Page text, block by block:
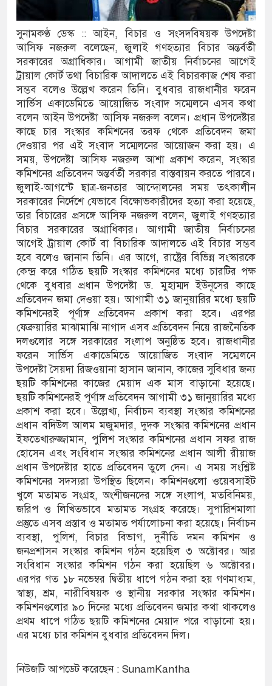
ইলেক্ট্রনিক বুথ ও সেল্ফ সার্ভিস সেন্টারের উদ্বোধন
জেলা প্রশাসন
সংশোধন ও স্বত্ব ফেরতের দাবি
জীবনের ঝুঁকি, নিরাপদ নৌযান এখনো অধরা
শূন্য, ৪৫১টি প্রাথমিক বিদ্যালয়ে নেই প্রধান
নিহত ২, নিখোঁজ ২, ভবানীপুরে শোকের
অভিযোগে সংবাদ সম্মেলন, নিরাপত্তা ও সুষ্ঠু
বিঘা কৃষিজমি, বোরো আবাদ নিয়ে শঙ্কা
ও নাসীরুদ্দীনসহ ১০ জনের বিরুদ্ধে মামলা
থেকে দেশ পরিচালনার অধিকার হারিয়েছে :
ধর্মের নামে বিভেদ সৃষ্টি করছে : মির্জা
সুনামকণ্ঠ ডেস্ক :: আইন, বিচার ও সংসদবিষয়ক উপদেষ্টা
আসিফ নজরুল বলেছেন, জুলাই গণহত্যার বিচার অন্তর্বর্তী
সরকারের অগ্রাধিকার। আগামী জাতীয় নির্বাচনের আগেই
ট্রায়াল কোর্ট তথা বিচারিক আদালতে এই বিচারকাজ শেষ করা
সম্ভব বলেও উল্লেখ করেন তিনি। বুধবার রাজধানীর ফরেন
সার্ভিস একাডেমিতে আয়োজিত সংবাদ সম্মেলনে এসব কথা
বলেন আইন উপদেষ্টা আসিফ নজরুল বলেন। প্রধান উপদেষ্টার
কাছে চার সংস্কার কমিশনের তরফ থেকে প্রতিবেদন জমা
দেওয়ার পর এই সংবাদ সম্মেলনের আয়োজন করা হয়। এ
সময়, উপদেষ্টা আসিফ নজরুল আশা প্রকাশ করেন, সংস্কার
কমিশনের প্রতিবেদন অন্তর্বর্তী সরকার বাস্তবায়ন করতে পারবে।
জুলাই-আগস্টে ছাত্র-জনতার আন্দোলনের সময় তৎকালীন
সরকারের নির্দেশে যেভাবে বিক্ষোভকারীদের হত্যা করা হয়েছে,
তার বিচারের প্রসঙ্গে আসিফ নজরুল বলেন, জুলাই গণহত্যার
বিচার সরকারের অগ্রাধিকার। আগামী জাতীয় নির্বাচনের
আগেই ট্রায়াল কোর্ট বা বিচারিক আদালতে এই বিচার সম্ভব
হবে বলেও জানান তিনি। এর আগে, রাষ্ট্রের বিভিন্ন সংস্কারকে
কেন্দ্র করে গঠিত ছয়টি সংস্কার কমিশনের মধ্যে চারটির পক্ষ
থেকে বুধবার প্রধান উপদেষ্টা ড. মুহাম্মদ ইউনূসের কাছে
প্রতিবেদন জমা দেওয়া হয়। আগামী ৩১ জানুয়ারির মধ্যে ছয়টি
কমিশনেরই পূর্ণাঙ্গ প্রতিবেদন প্রকাশ করা হবে। এরপর
ফেব্রুয়ারির মাঝামাঝি নাগাদ এসব প্রতিবেদন নিয়ে রাজনৈতিক
দলগুলোর সঙ্গে সরকারের সংলাপ অনুষ্ঠিত হবে। রাজধানীর
ফরেন সার্ভিস একাডেমিতে আয়োজিত সংবাদ সম্মেলনে
উপদেষ্টা সৈয়দা রিজওয়ানা হাসান জানান, কাজের সুবিধার জন্য
ছয়টি কমিশনের কাজের মেয়াদ এক মাস বাড়ানো হয়েছে।
ছয়টি কমিশনেরই পূর্ণাঙ্গ প্রতিবেদন আগামী ৩১ জানুয়ারির মধ্যে
প্রকাশ করা হবে। উল্লেখ্য, নির্বাচন ব্যবস্থা সংস্কার কমিশনের
প্রধান বদিউল আলম মজুমদার, দুদক সংস্কার কমিশনের প্রধান
ইফতেখারুজ্জামান, পুলিশ সংস্কার কমিশনের প্রধান সফর রাজ
হোসেন এবং সংবিধান সংস্কার কমিশনের প্রধান আলী রীয়াজ
প্রধান উপদেষ্টার হাতে প্রতিবেদন তুলে দেন। এ সময় সংশ্লিষ্ট
কমিশনের সদস্যরা উপস্থিত ছিলেন। কমিশনগুলো ওয়েবসাইট
খুলে মতামত সংগ্রহ, অংশীজনদের সঙ্গে সংলাপ, মতবিনিময়,
জরিপ ও লিখিতভাবে মতামত সংগ্রহ করেছে। সুপারিশমালা
প্রস্তুতে এসব প্রস্তাব ও মতামত পর্যালোচনা করা হয়েছে। নির্বাচন
ব্যবস্থা, পুলিশ, বিচার বিভাগ, দুর্নীতি দমন কমিশন ও
জনপ্রশাসন সংস্কার কমিশন গঠন হয়েছিল ৩ অক্টোবর। আর
সংবিধান সংস্কার কমিশন গঠন করা হয়েছিল ৬ অক্টোবর।
এরপর গত ১৮ নভেম্বর দ্বিতীয় ধাপে গঠন করা হয় গণমাধ্যম,
স্বাস্থ্য, শ্রম, নারীবিষয়ক ও স্থানীয় সরকার সংস্কার কমিশন।
কমিশনগুলোর ৯০ দিনের মধ্যে প্রতিবেদন জমার কথা থাকলেও
প্রথম ধাপে গঠিত ছয়টি কমিশনের মেয়াদ পরে বাড়ানো হয়।
এর মধ্যে চার কমিশন বুধবার প্রতিবেদন দিল।
নিউজটি আপডেট করেছেন : SunamKantha